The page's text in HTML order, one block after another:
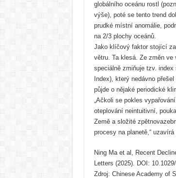
globálního oceánu rostl
výše), poté se tento trend
prudké místní anomálie,
na 2/3 plochy oceánů.
Jako klíčový faktor stojící
větru. Ta klesá. Ze změn
speciálně zmiňuje tzv.
Index), který nedávno
půjde o nějaké periodické
„Ačkoli se pokles
oteplování neintuitivní,
Země a složité
procesy na planetě,“
Ning Ma et al, Recent
Letters (2025). DOI:
Zdroj: Chinese Academy of